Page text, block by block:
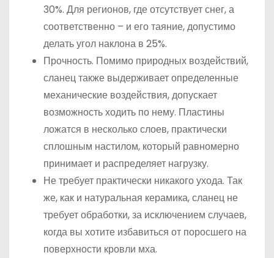
30%. Для регионов, где отсутствует снег, а
соответственно – и его таяние, допустимо
делать угол наклона в 25%.
Прочность. Помимо природных воздействий,
сланец также выдерживает определенные
механические воздействия, допускает
возможность ходить по нему. Пластины
ложатся в несколько слоев, практически
сплошным настилом, который равномерно
принимает и распределяет нагрузку.
Не требует практически никакого ухода. Так
же, как и натуральная керамика, сланец не
требует обработки, за исключением случаев,
когда вы хотите избавиться от поросшего на
поверхности кровли мха.